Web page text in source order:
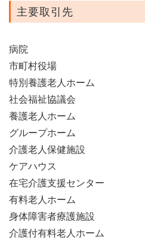
主要取引先
病院
市町村役場
特別養護老人ホーム
社会福祉協議会
養護老人ホーム
グループホーム
介護老人保健施設
ケアハウス
在宅介護支援センター
有料老人ホーム
身体障害者療護施設
介護付有料老人ホーム